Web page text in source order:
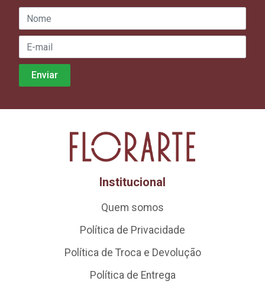
Institucional
Quem somos
Política de Privacidade
Política de Troca e Devolução
Política de Entrega